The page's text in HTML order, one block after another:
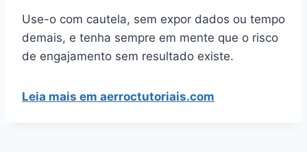
Use-o com cautela, sem expor dados ou tempo
demais, e tenha sempre em mente que o risco
de engajamento sem resultado existe.
Leia mais em aerroctutoriais.com